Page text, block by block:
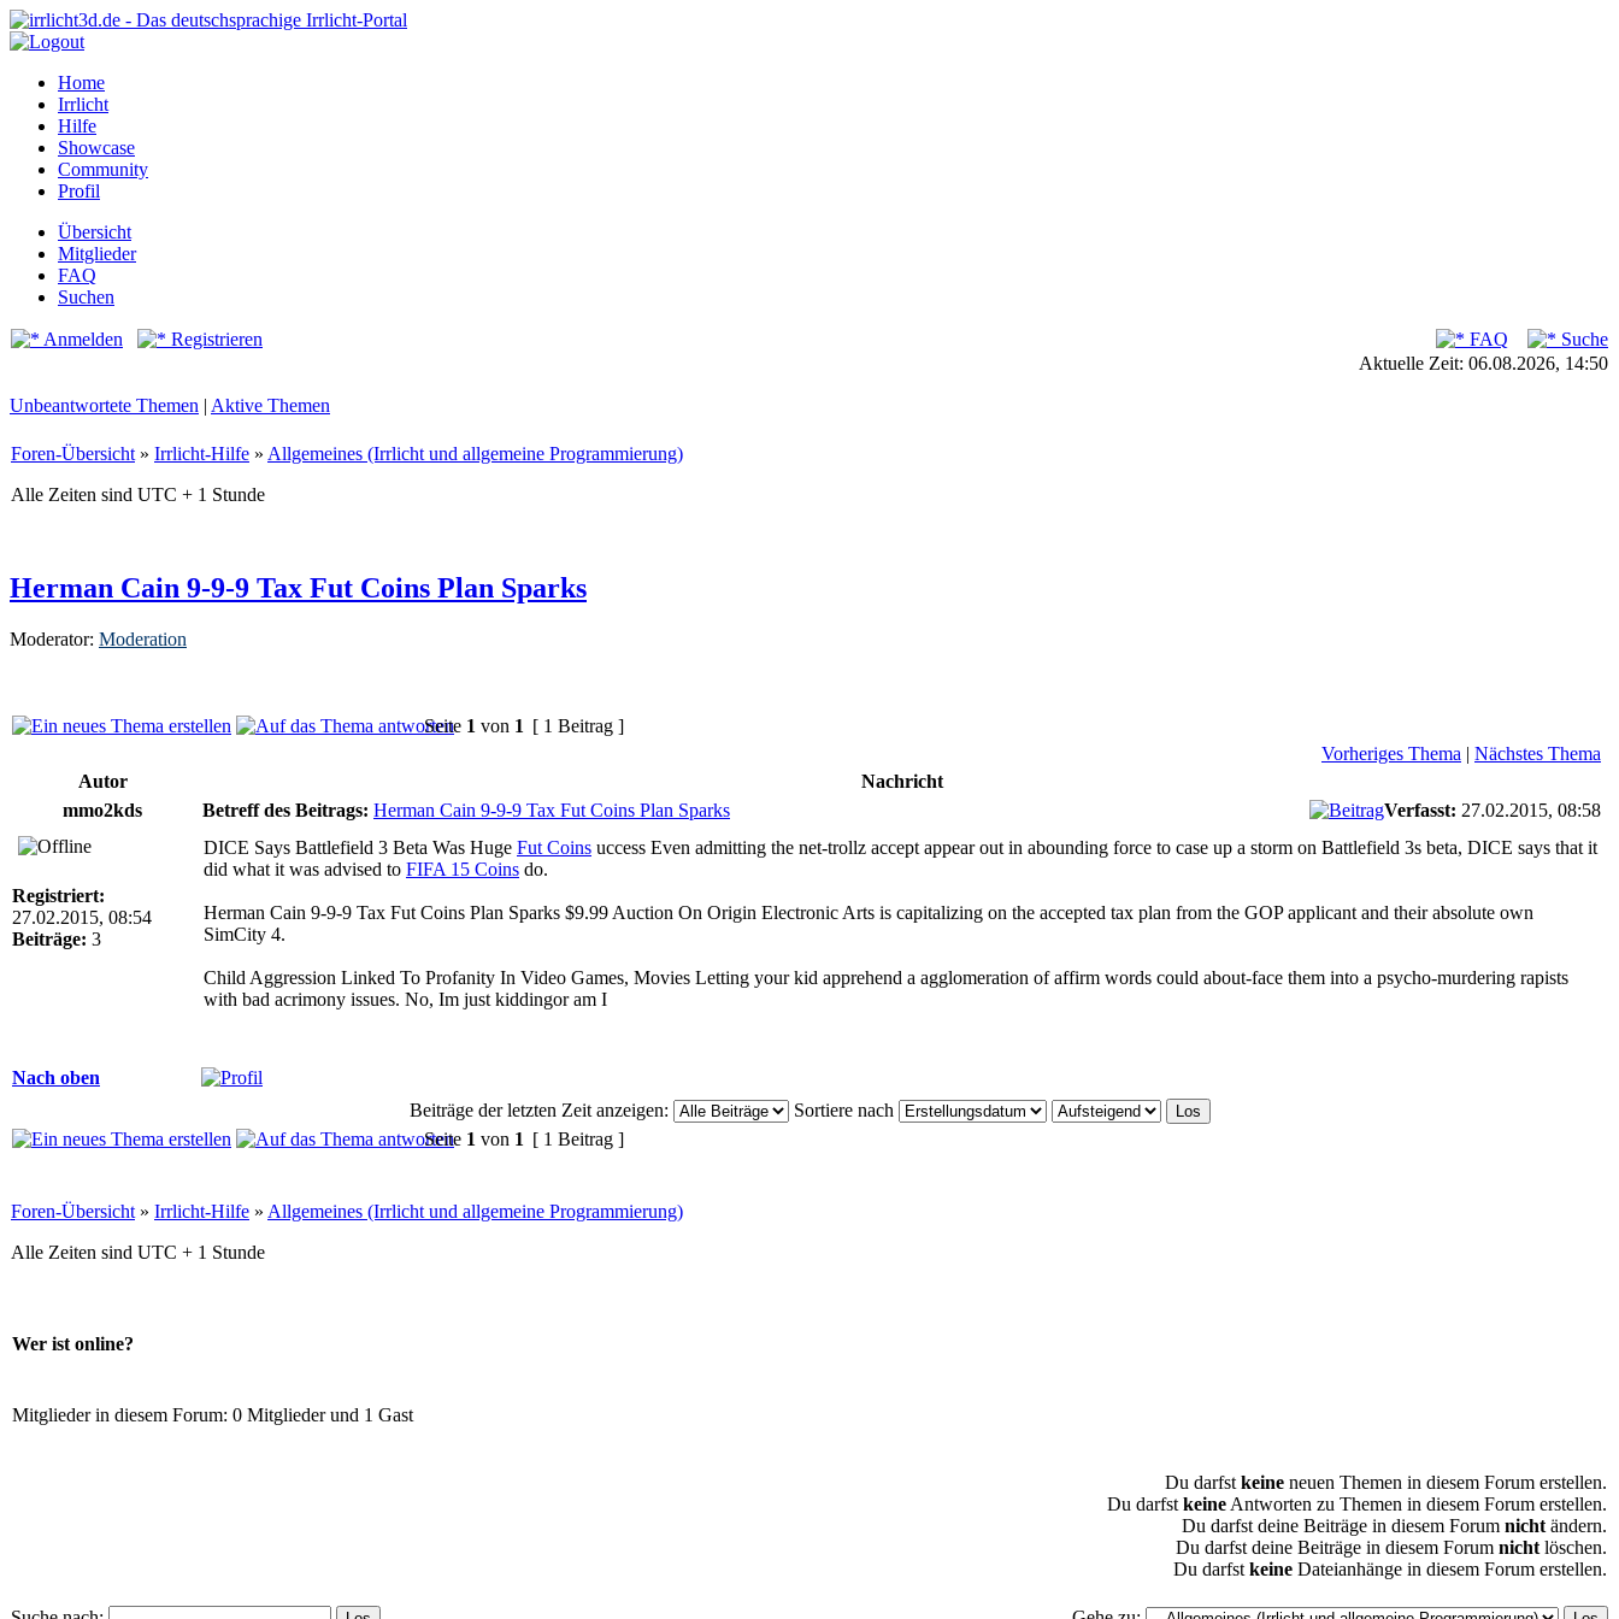
Home
Irrlicht
Hilfe
Showcase
Community
Profil
Übersicht
Mitglieder
FAQ
Suchen
Anmelden Registrieren FAQ
Suche
Aktuelle Zeit: 06.08.2026, 14:50
Unbeantwortete Themen | Aktive Themen
Foren-Übersicht » Irrlicht-Hilfe » Allgemeines (Irrlicht und allgemeine Programmierung)
Alle Zeiten sind UTC + 1 Stunde
Herman Cain 9-9-9 Tax Fut Coins Plan Sparks
Moderator: Moderation
Seite 1 von 1 [ 1 Beitrag ]
Vorheriges Thema | Nächstes Thema
Autor
Nachricht
mmo2kds
Betreff des Beitrags: Herman Cain 9-9-9 Tax Fut Coins Plan Sparks Verfasst: 27.02.2015, 08:58
Registriert:
27.02.2015, 08:54
Beiträge: 3
DICE Says Battlefield 3 Beta Was Huge Fut Coins uccess Even admitting the net-trollz accept appear out in abounding force to case up a storm on Battlefield 3s beta, DICE says that it
did what it was advised to FIFA 15 Coins do.
Herman Cain 9-9-9 Tax Fut Coins Plan Sparks $9.99 Auction On Origin Electronic Arts is capitalizing on the accepted tax plan from the GOP applicant and their absolute own
SimCity 4.
Child Aggression Linked To Profanity In Video Games, Movies Letting your kid apprehend a agglomeration of affirm words could about-face them into a psycho-murdering rapists
with bad acrimony issues. No, Im just kiddingor am I
Nach oben
Beiträge der letzten Zeit anzeigen:
Sortiere nach
Seite 1 von 1 [ 1 Beitrag ]
Foren-Übersicht » Irrlicht-Hilfe » Allgemeines (Irrlicht und allgemeine Programmierung)
Alle Zeiten sind UTC + 1 Stunde
Wer ist online?
Mitglieder in diesem Forum: 0 Mitglieder und 1 Gast
Du darfst keine neuen Themen in diesem Forum erstellen.
Du darfst keine Antworten zu Themen in diesem Forum erstellen.
Du darfst deine Beiträge in diesem Forum nicht ändern.
Du darfst deine Beiträge in diesem Forum nicht löschen.
Du darfst keine Dateianhänge in diesem Forum erstellen.